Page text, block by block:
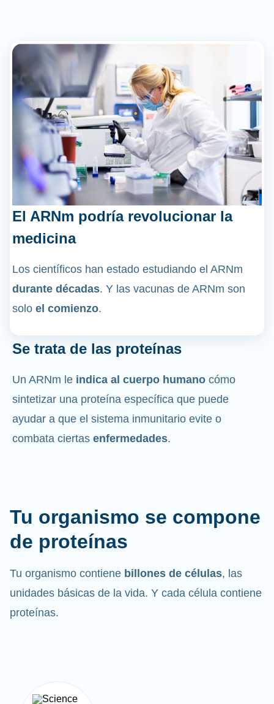
El ARNm podría revolucionar la
medicina
Los científicos han estado estudiando el ARNm
durante décadas. Y las vacunas de ARNm son
solo el comienzo.
Se trata de las proteínas
Un ARNm le indica al cuerpo humano cómo
sintetizar una proteína específica que puede
ayudar a que el sistema inmunitario evite o
combata ciertas enfermedades.
Tu organismo se compone
de proteínas
Tu organismo contiene billones de células, las
unidades básicas de la vida. Y cada célula contiene
proteínas.